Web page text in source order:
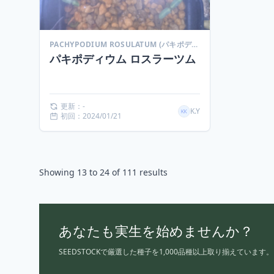
PACHYPODIUM ROSULATUM (パキポディウム ロスラーツム)
パキポディウム ロスラーツム
更新：-
初回：2024/01/21
K.Y
Showing 13 to 24 of 111 results
あなたも実生を始めませんか？
SEEDSTOCKで厳選した種子を1,000品種以上取り揃えています。